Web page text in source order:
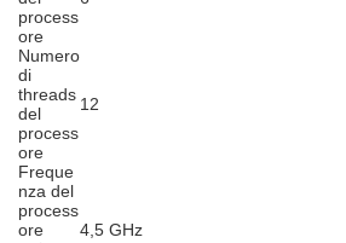
process
ore
Numero
di
threads
del
process
ore
12
Freque
nza del
process
ore
4,5 GHz